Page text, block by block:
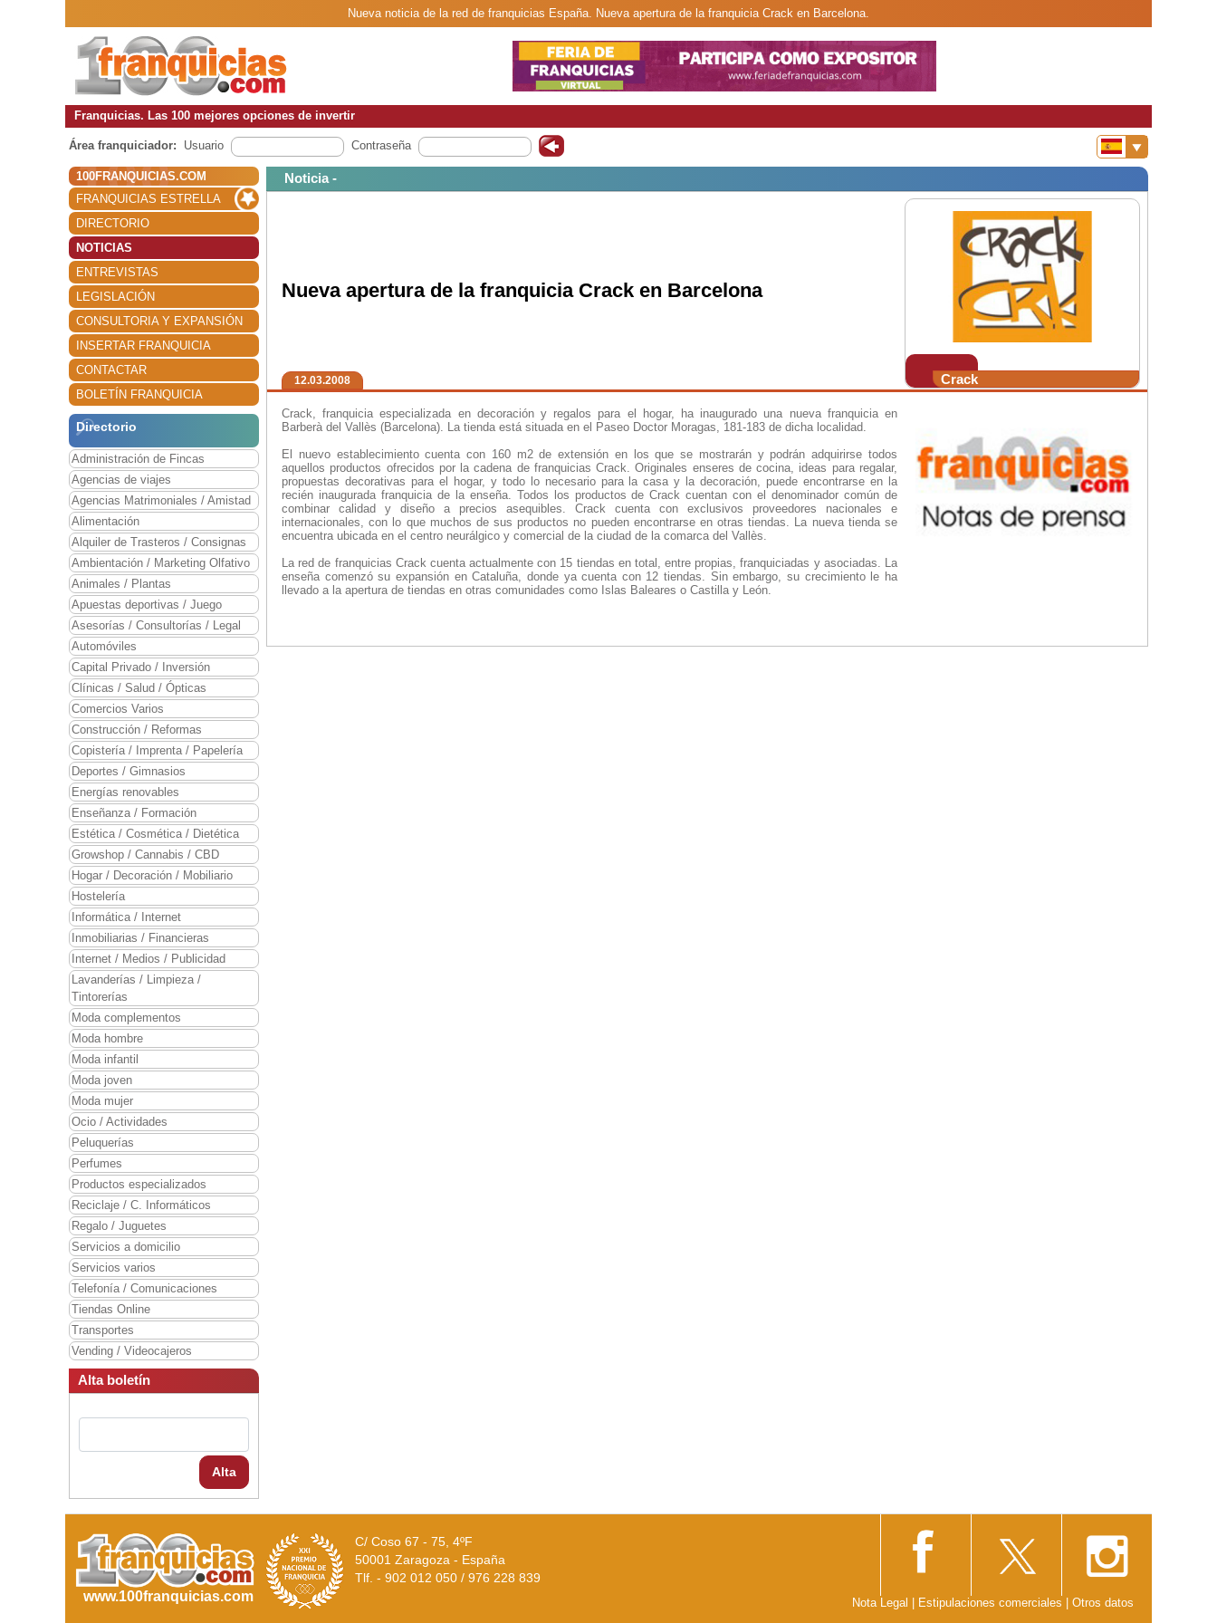
Nueva noticia de la red de franquicias España. Nueva apertura de la franquicia Crack en Barcelona.
Franquicias. Las 100 mejores opciones de invertir
Área franquiciador: Usuario Contraseña
100FRANQUICIAS.COM
FRANQUICIAS ESTRELLA
DIRECTORIO
NOTICIAS
ENTREVISTAS
LEGISLACIÓN
CONSULTORIA Y EXPANSIÓN
INSERTAR FRANQUICIA
CONTACTAR
BOLETÍN FRANQUICIA
Directorio
Administración de Fincas
Agencias de viajes
Agencias Matrimoniales / Amistad
Alimentación
Alquiler de Trasteros / Consignas
Ambientación / Marketing Olfativo
Animales / Plantas
Apuestas deportivas / Juego
Asesorías / Consultorías / Legal
Automóviles
Capital Privado / Inversión
Clínicas / Salud / Ópticas
Comercios Varios
Construcción / Reformas
Copistería / Imprenta / Papelería
Deportes / Gimnasios
Energías renovables
Enseñanza / Formación
Estética / Cosmética / Dietética
Growshop / Cannabis / CBD
Hogar / Decoración / Mobiliario
Hostelería
Informática / Internet
Inmobiliarias / Financieras
Internet / Medios / Publicidad
Lavanderías / Limpieza /
Tintorerías
Moda complementos
Moda hombre
Moda infantil
Moda joven
Moda mujer
Ocio / Actividades
Peluquerías
Perfumes
Productos especializados
Reciclaje / C. Informáticos
Regalo / Juguetes
Servicios a domicilio
Servicios varios
Telefonía / Comunicaciones
Tiendas Online
Transportes
Vending / Videocajeros
Alta boletín
Alta
Noticia -
Crack
Nueva apertura de la franquicia Crack en Barcelona
12.03.2008
Crack, franquicia especializada en decoración y regalos para el hogar, ha inaugurado una nueva franquicia en
Barberà del Vallès (Barcelona). La tienda está situada en el Paseo Doctor Moragas, 181-183 de dicha localidad.
El nuevo establecimiento cuenta con 160 m2 de extensión en los que se mostrarán y podrán adquirirse todos
aquellos productos ofrecidos por la cadena de franquicias Crack. Originales enseres de cocina, ideas para regalar,
propuestas decorativas para el hogar, y todo lo necesario para la casa y la decoración, puede encontrarse en la
recién inaugurada franquicia de la enseña. Todos los productos de Crack cuentan con el denominador común de
combinar calidad y diseño a precios asequibles. Crack cuenta con exclusivos proveedores nacionales e
internacionales, con lo que muchos de sus productos no pueden encontrarse en otras tiendas. La nueva tienda se
encuentra ubicada en el centro neurálgico y comercial de la ciudad de la comarca del Vallès.
La red de franquicias Crack cuenta actualmente con 15 tiendas en total, entre propias, franquiciadas y asociadas. La
enseña comenzó su expansión en Cataluña, donde ya cuenta con 12 tiendas. Sin embargo, su crecimiento le ha
llevado a la apertura de tiendas en otras comunidades como Islas Baleares o Castilla y León.
www.100franquicias.com
C/ Coso 67 - 75, 4ºF
50001 Zaragoza - España
Tlf. - 902 012 050 / 976 228 839
Nota Legal Estipulaciones comerciales Otros datos